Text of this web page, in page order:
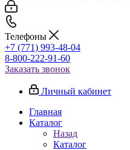
Телефоны
+7 (771) 993-48-04
8-800-222-91-60
Заказать звонок
Личный кабинет
Главная
Каталог
Назад
Каталог